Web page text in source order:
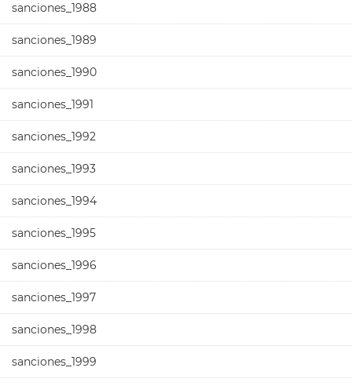
sanciones_1988
sanciones_1989
sanciones_1990
sanciones_1991
sanciones_1992
sanciones_1993
sanciones_1994
sanciones_1995
sanciones_1996
sanciones_1997
sanciones_1998
sanciones_1999